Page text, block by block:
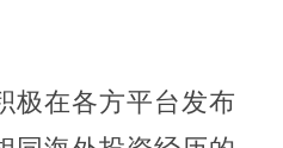
极在各方平台发布